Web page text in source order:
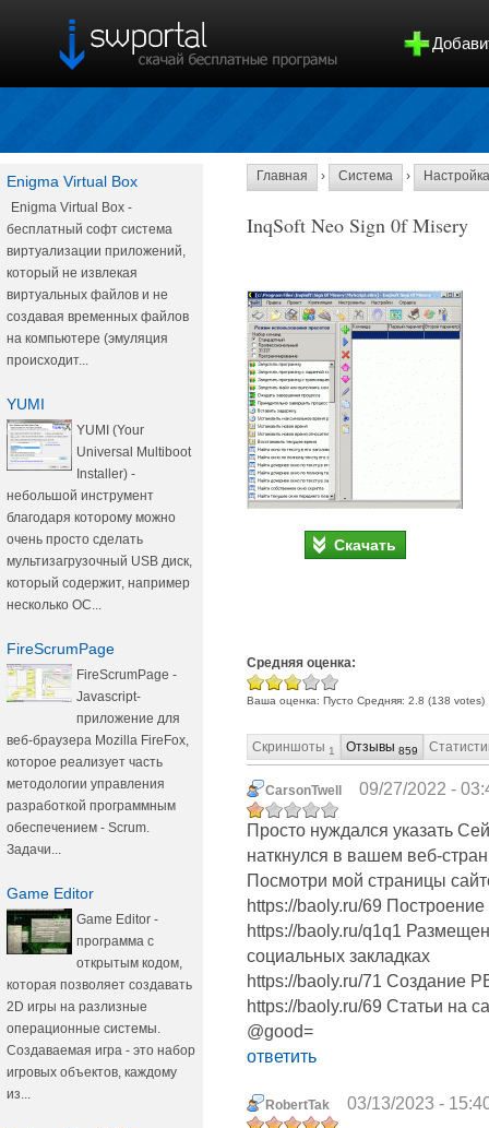
Enigma Virtual Box
Enigma Virtual Box -
бесплатный софт система
виртуализации приложений,
который не извлекая
виртуальных файлов и не
создавая временных файлов
на компьютере (эмуляция
происходит...
YUMI
YUMI (Your
Universal Multiboot
Installer) -
небольшой инструмент
благодаря которому можно
очень просто сделать
мультизагрузочный USB диск,
который содержит, например
несколько ОС...
FireScrumPage
FireScrumPage -
Javascript-
приложение для
веб-браузера Mozilla FireFox,
которое реализует часть
методологии управления
разработкой программным
обеспечением - Scrum.
Задачи...
Game Editor
Game Editor -
программа с
открытым кодом,
которая позволяет создавать
2D игры на разлизные
операционные системы.
Создаваемая игра - это набор
игровых объектов, каждому
из...
Главная › Система › Настройка
InqSoft Neo Sign 0f Misery
Скачать
Средняя оценка:
Ваша оценка: Пусто Средняя: 2.8 (138 votes)
Скриншоты 1 Отзывы 859
CarsonTwell 09/27/2022 -
Просто нуждался указать
наткнулся в вашем веб-
Посмотри мой страницы
https://baoly.ru/69
https://baoly.ru/q1q1
социальных закладках
https://baoly.ru/71 Создание
https://baoly.ru/69 Статьи на
@good=
ответить
RobertTak 03/13/2023 -